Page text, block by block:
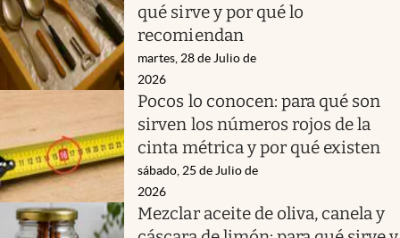
qué sirve y por qué lo
recomiendan
martes, 28 de Julio de
2026
Pocos lo conocen: para qué son
sirven los números rojos de la
cinta métrica y por qué existen
sábado, 25 de Julio de
2026
Mezclar aceite de oliva, canela y